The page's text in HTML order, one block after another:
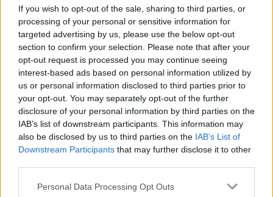
If you wish to opt-out of the sale, sharing to third parties, or
processing of your personal or sensitive information for
targeted advertising by us, please use the below opt-out
section to confirm your selection. Please note that after your
opt-out request is processed you may continue seeing
interest-based ads based on personal information utilized by
us or personal information disclosed to third parties prior to
your opt-out. You may separately opt-out of the further
disclosure of your personal information by third parties on the
IAB’s list of downstream participants. This information may
also be disclosed by us to third parties on the IAB’s List of
Downstream Participants that may further disclose it to other
Personal Data Processing Opt Outs